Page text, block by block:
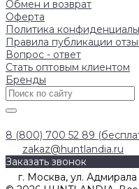
Обмен и возврат
Оферта
Политика
Правила публикации
Вопрос - ответ
Стать оптовым клиентом
Бренды
8 (800) 700 52 89
zakaz@huntlandia.ru
Заказать звонок
г. Москва, ул.